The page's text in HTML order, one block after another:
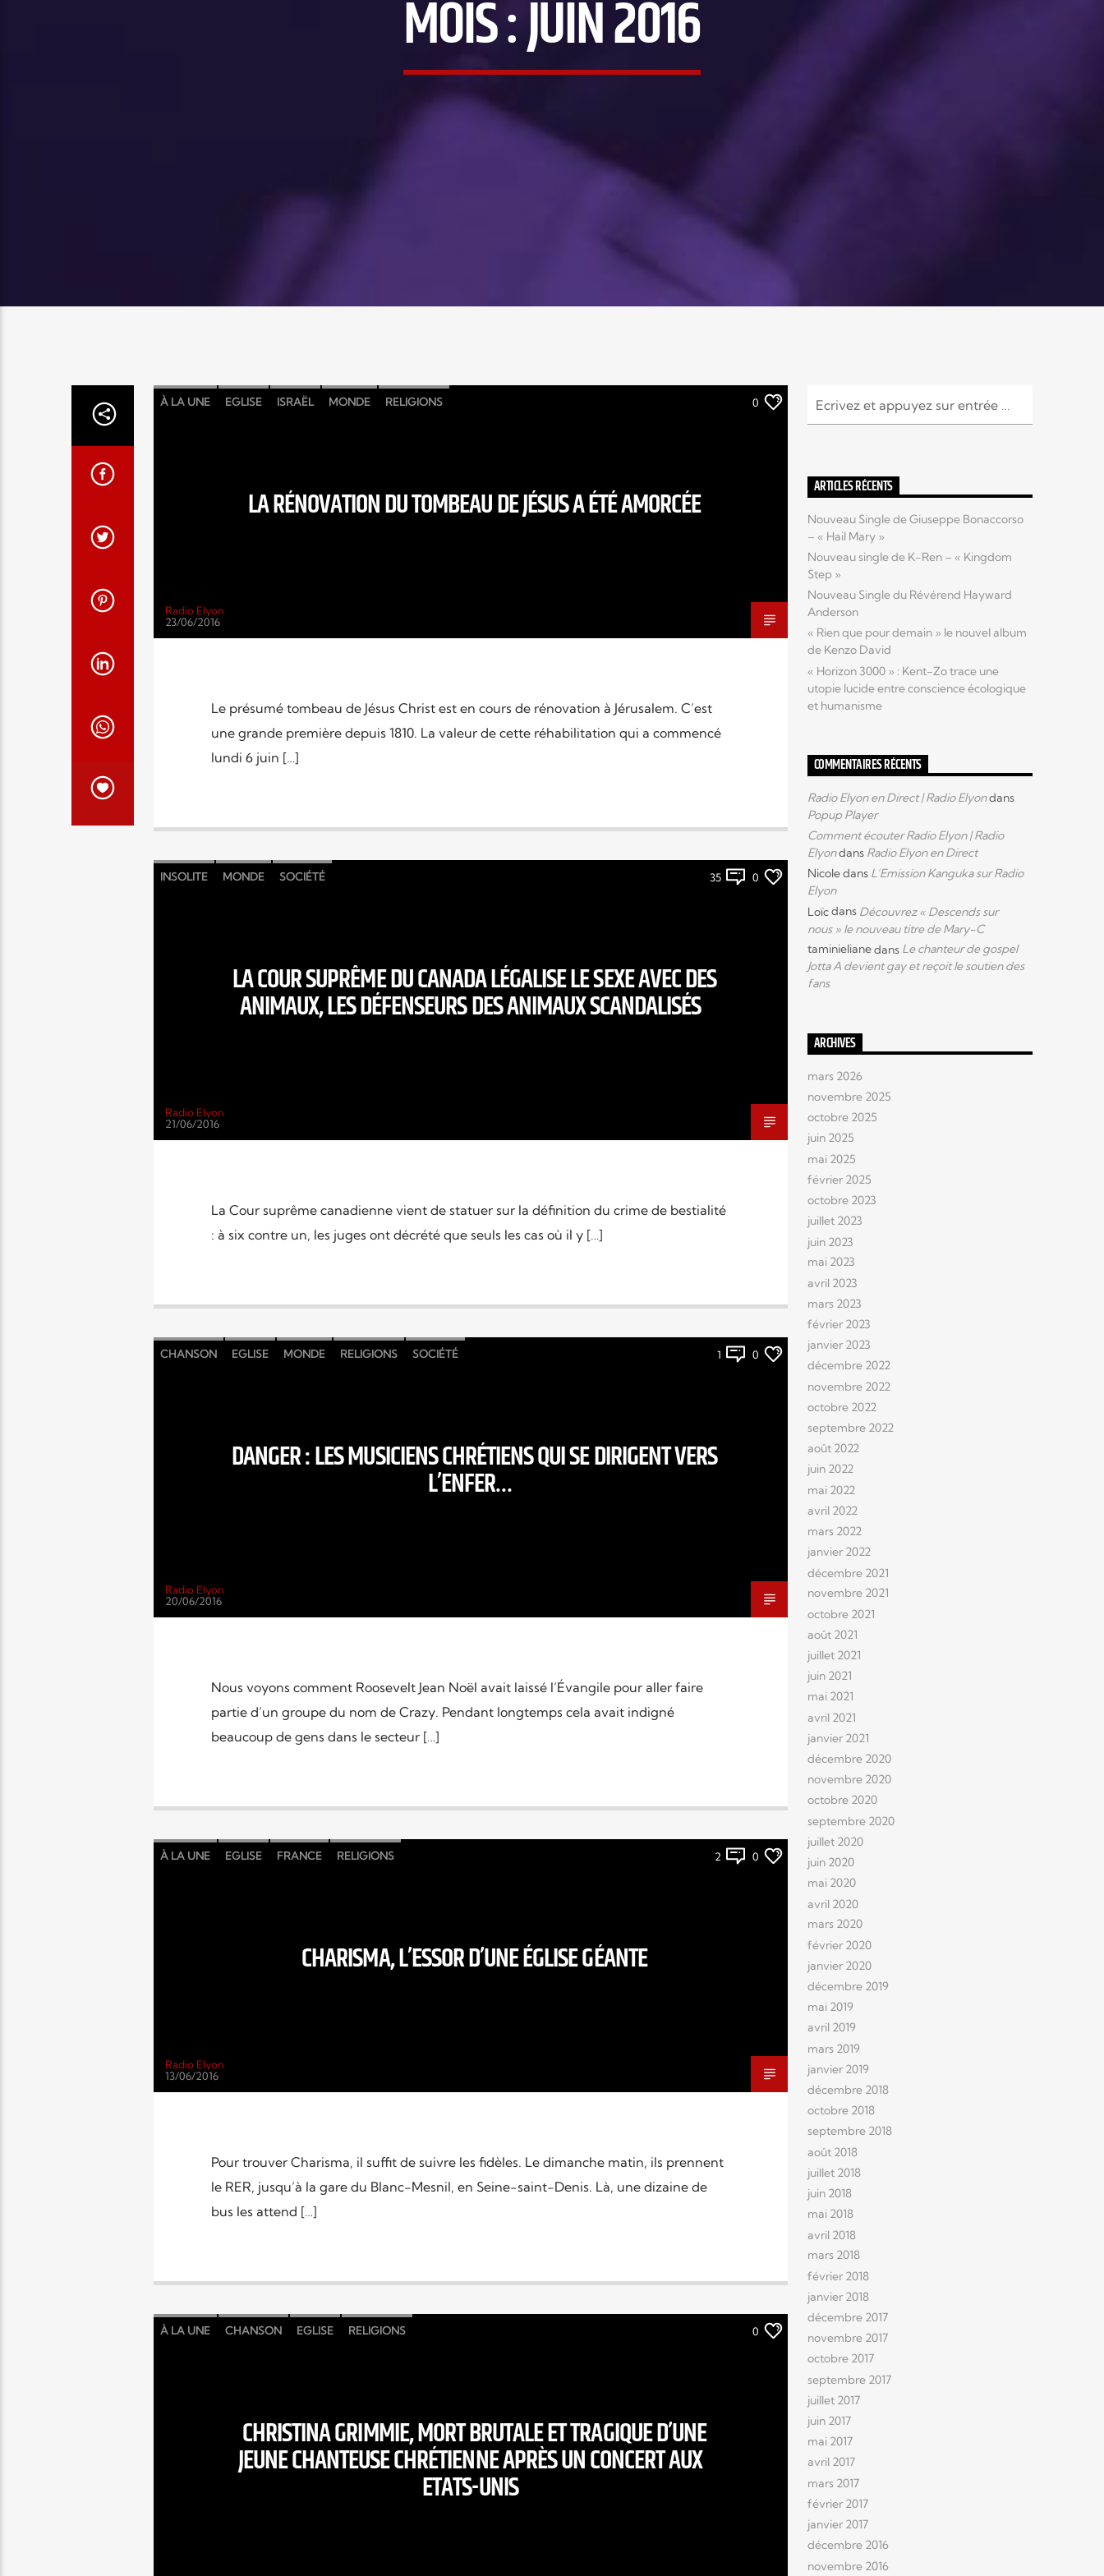
MOIS :JUIN 2016
À LA UNE EGLISE ISRAËL MONDE RELIGIONS 0
LA RÉNOVATION DU TOMBEAU DE JÉSUS A ÉTÉ AMORCÉE
Radio Elyon
23/06/2016
Le présumé tombeau de Jésus Christ est en cours de rénovation à Jérusalem. C’est
une grande première depuis 1810. La valeur de cette réhabilitation qui a commencé
lundi 6 juin […]
INSOLITE MONDE SOCIÉTÉ 35 0
LA COUR SUPRÊME DU CANADA LÉGALISE LE SEXE AVEC DES
ANIMAUX, LES DÉFENSEURS DES ANIMAUX SCANDALISÉS
Radio Elyon
21/06/2016
La Cour suprême canadienne vient de statuer sur la définition du crime de bestialité
: à six contre un, les juges ont décrété que seuls les cas où il y […]
CHANSON EGLISE MONDE RELIGIONS SOCIÉTÉ 1 0
DANGER : LES MUSICIENS CHRÉTIENS QUI SE DIRIGENT VERS
L’ENFER…
Radio Elyon
20/06/2016
Nous voyons comment Roosevelt Jean Noël avait laissé l’Évangile pour aller faire
partie d’un groupe du nom de Crazy. Pendant longtemps cela avait indigné
beaucoup de gens dans le secteur […]
À LA UNE EGLISE FRANCE RELIGIONS 2 0
CHARISMA, L’ESSOR D’UNE ÉGLISE GÉANTE
Radio Elyon
13/06/2016
Pour trouver Charisma, il suffit de suivre les fidèles. Le dimanche matin, ils prennent
le RER, jusqu’à la gare du Blanc-Mesnil, en Seine-saint-Denis. Là, une dizaine de
bus les attend […]
À LA UNE CHANSON EGLISE RELIGIONS 0
CHRISTINA GRIMMIE, MORT BRUTALE ET TRAGIQUE D’UNE
JEUNE CHANTEUSE CHRÉTIENNE APRÈS UN CONCERT AUX
ETATS-UNIS
ARTICLES RÉCENTS
Nouveau Single de Giuseppe Bonaccorso
– « Hail Mary »
Nouveau single de K-Ren – « Kingdom
Step »
Nouveau Single du Révérend Hayward
Anderson
« Rien que pour demain » le nouvel album
de Kenzo David
« Horizon 3000 » : Kent-Zo trace une
utopie lucide entre conscience écologique
et humanisme
COMMENTAIRES RÉCENTS
Radio Elyon en Direct | Radio Elyondans
Popup Player
Comment écouter Radio Elyon | Radio
Elyondans Radio Elyon en Direct
Nicoledans L’Emission Kanguka sur Radio
Elyon
Loïcdans Découvrez « Descends sur
nous » le nouveau titre de Mary-C
taminielianedans Le chanteur de gospel
Jotta A devient gay et reçoit le soutien des
fans
ARCHIVES
mars 2026
novembre 2025
octobre 2025
juin 2025
mai 2025
février 2025
octobre 2023
juillet 2023
juin 2023
mai 2023
avril 2023
mars 2023
février 2023
janvier 2023
décembre 2022
novembre 2022
octobre 2022
septembre 2022
août 2022
juin 2022
mai 2022
avril 2022
mars 2022
janvier 2022
décembre 2021
novembre 2021
octobre 2021
août 2021
juillet 2021
juin 2021
mai 2021
avril 2021
janvier 2021
décembre 2020
novembre 2020
octobre 2020
septembre 2020
juillet 2020
juin 2020
mai 2020
avril 2020
mars 2020
février 2020
janvier 2020
décembre 2019
mai 2019
avril 2019
mars 2019
janvier 2019
décembre 2018
octobre 2018
septembre 2018
août 2018
juillet 2018
juin 2018
mai 2018
avril 2018
mars 2018
février 2018
janvier 2018
décembre 2017
novembre 2017
octobre 2017
septembre 2017
juillet 2017
juin 2017
mai 2017
avril 2017
mars 2017
février 2017
janvier 2017
décembre 2016
novembre 2016